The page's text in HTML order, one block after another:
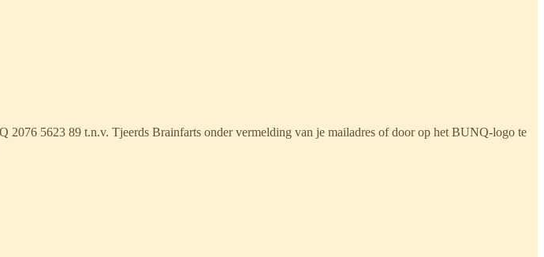
2076 5623 89 t.n.v. Tjeerds Brainfarts onder vermelding van je mailadres of door op het BUNQ-logo te